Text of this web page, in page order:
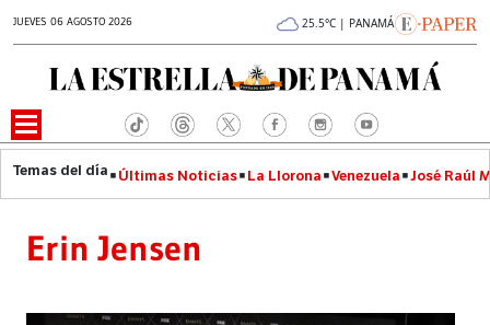
JUEVES 06 AGOSTO 2026 25.5°C | PANAMÁ
Últimas Noticias La Llorona Venezuela José Raúl
Erin Jensen